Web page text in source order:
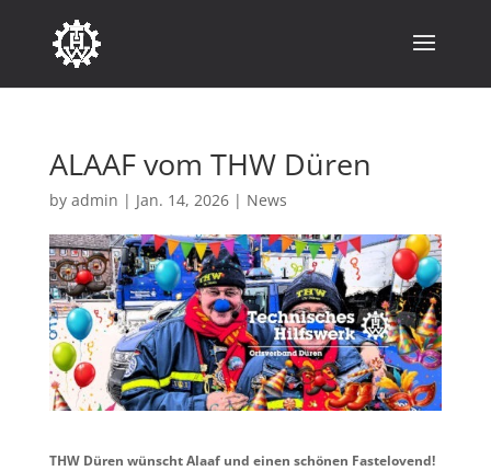
ALAAF vom THW Düren
by admin | Jan. 14, 2026| News
THW Düren wünscht Alaaf und einen schönen Fastelovend!